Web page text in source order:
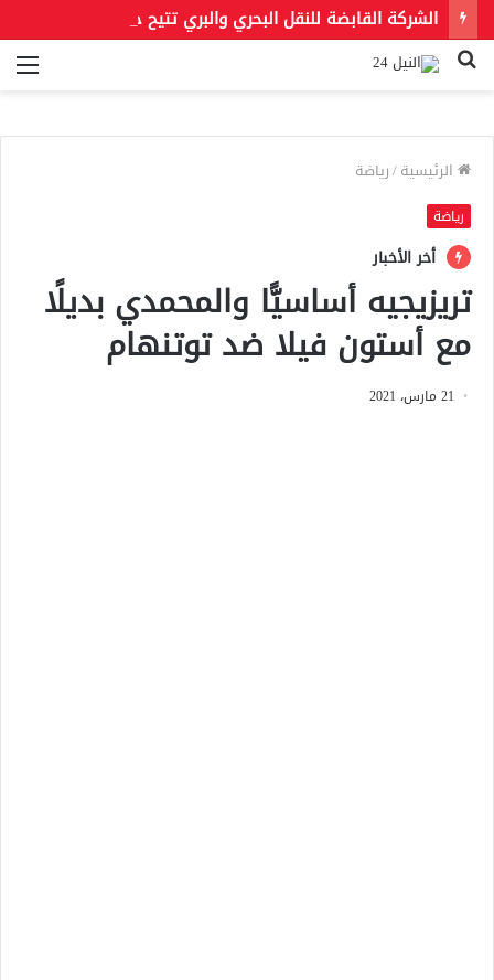
بحث
الرئيسية/رياضة
رياضة
أخر الأخبار
تريزيجيه أساسيًّا والمحمدي بديلًا
مع أستون فيلا ضد توتنهام
21 مارس، 2021